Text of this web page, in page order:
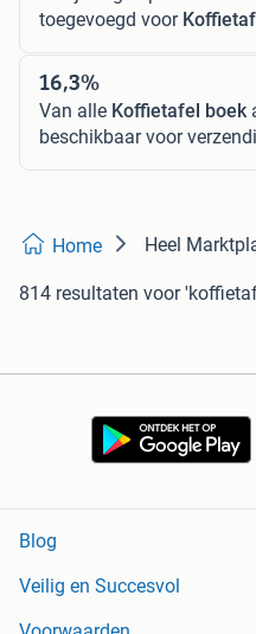
toegevoegd voor
16,3%
Van alle Koffietafel boek
beschikbaar voor
Home Heel
814 resultaten voor
Blog
Veilig en Succesvol